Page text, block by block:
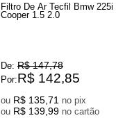
Filtro De Ar Tecfil Bmw 225i
Cooper 1.5 2.0
De: R$ 147,78
Por:R$ 142,85
ou R$ 135,71
no pix
ou R$ 139,99 no cartão